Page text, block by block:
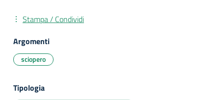
Stampa / Condividi
Argomenti
sciopero
Tipologia